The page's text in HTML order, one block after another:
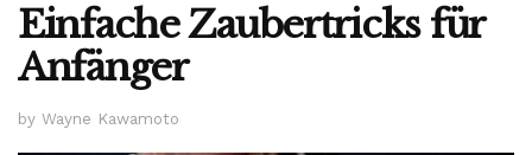
Einfache Zaubertricks für
Anfänger
by Wayne Kawamoto